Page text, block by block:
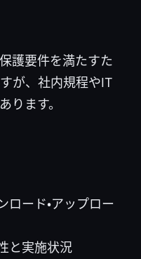
護要件を満たすた
が、社内規程やIT
ります。
ード・アップロー
と実施状況